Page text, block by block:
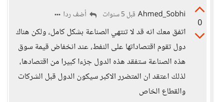
0
Ahmed_Sobhi قبل 5 سنوات أضف ردا
اتفق معك انه قد لا تنتهي الصناعة بشكل كامل، ولكن هناك
دول تقوم اقتصاداتها على النفط، عند انخفاض قيمة سوق
هذه الصناعة ستفقد هذه الدول جزءا كبيرا من اقتصادها،
لذلك اعتقد ان المتضرر الاكبر سيكون الدول قبل الشركات
والقطاع الخاص